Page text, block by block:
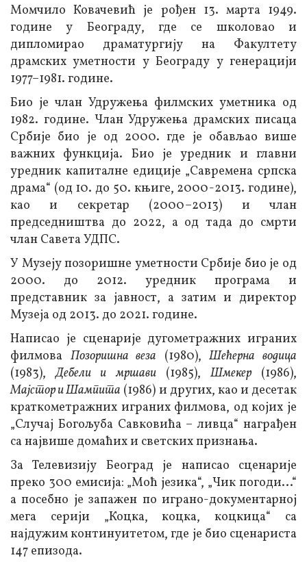
Момчило Ковачевић је рођен 13. марта 1949.
године у Београду, где се школовао и
дипломирао драматургију на Факултету
драмских уметности у Београду у генерацији
1977–1981. године.
Био је члан Удружења филмских уметника од
1982. године. Члан Удружења драмских писаца
Србије био је од 2000. где је обављао више
важних функција. Био је уредник и главни
уредник капиталне едиције „Савремена српска
драма“ (од 10. до 50. књиге, 2000-2013. године),
као и секретар (2000–2013) и члан
председништва до 2022, а од тада до смрти
члан Савета УДПС.
У Музеју позоришне уметности Србије био је од
2000. до 2012. уредник програма и
представник за јавност, а затим и директор
Музеја од 2013. до 2021. године.
Написао је сценарије дугометражних играних
филмова Позоришна веза (1980),Шећерна водица
(1983),Дебели и мршави(1985), Шмекер(1986),
Мајстор и Шампита (1986) и других, као и десетак
краткометражних играних филмова, од којих је
„Случај Богољуба Савковића – ливца“ награђен
са највише домаћих и светских признања.
За Телевизију Београд је написао сценарије
преко 300 емисија: „Моћ језика“, „Чик погоди...“
а посебно је запажен по играно-документарној
мега серији „Коцка, коцка, коцкица“ са
најдужим континуитетом, где је био сценариста
147 епизода.